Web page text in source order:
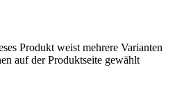
Produkt weist mehrere Varianten
auf der Produktseite gewählt